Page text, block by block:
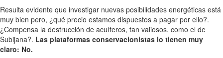
Resulta evidente que investigar nuevas posibilidades energéticas está
muy bien pero, ¿qué precio estamos dispuestos a pagar por ello?.
¿Compensa la destrucción de acuíferos, tan valiosos, como el de
Subijana?. Las plataformas conservacionistas lo tienen muy
claro: No.